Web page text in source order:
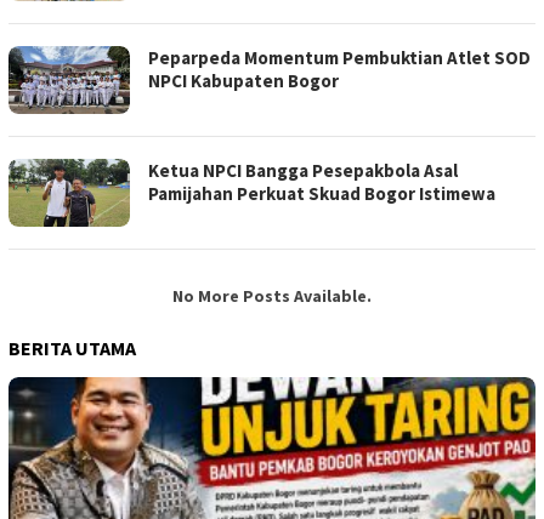
Peparpeda Momentum Pembuktian Atlet SOD
NPCI Kabupaten Bogor
Ketua NPCI Bangga Pesepakbola Asal
Pamijahan Perkuat Skuad Bogor Istimewa
No More Posts Available.
BERITA UTAMA